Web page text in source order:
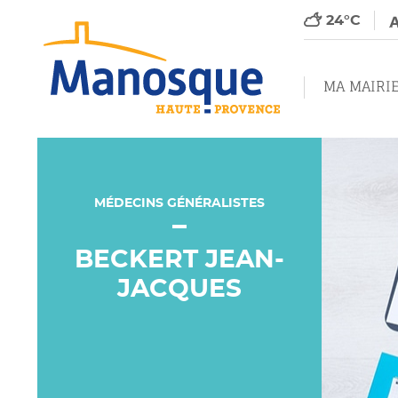
24°C
MA MAIRIE
MÉDECINS GÉNÉRALISTES
BECKERT JEAN-
JACQUES